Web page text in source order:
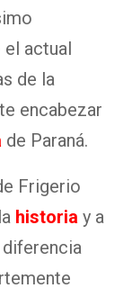
el actual
de la
encabezar
de Paraná.
Frigerio
historia y a
diferencia